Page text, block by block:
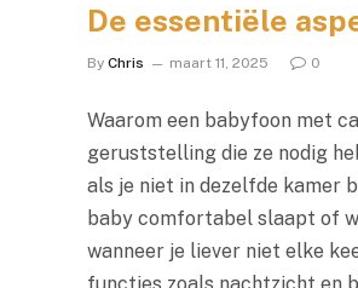
De essentiële
By Chris maart 11, 2025 0
Waarom een babyfoon met
geruststelling die ze nodig
als je niet in dezelfde kamer
baby comfortabel slaapt of
wanneer je liever niet elke